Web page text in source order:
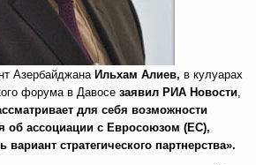
Азербайджана Ильхам Алиев, в кулуарах
форума в Давосе заявил РИА Новости,
для себя возможности
об ассоциации с Евросоюзом (ЕС),
стратегического партнерства».